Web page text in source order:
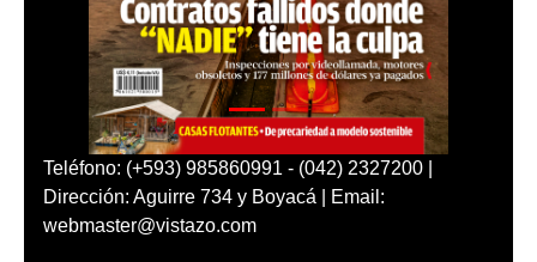
Teléfono: (+593) 985860991 - (042) 2327200 |
Dirección: Aguirre 734 y Boyacá | Email:
webmaster@vistazo.com